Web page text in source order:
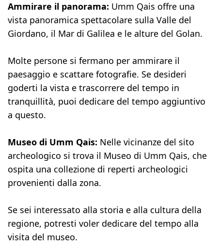
Ammirare il panorama: Umm Qais offre una
vista panoramica spettacolare sulla Valle del
Giordano, il Mar di Galilea e le alture del Golan.
Molte persone si fermano per ammirare il
paesaggio e scattare fotografie. Se desideri
goderti la vista e trascorrere del tempo in
tranquillità, puoi dedicare del tempo aggiuntivo
a questo.
Museo di Umm Qais: Nelle vicinanze del sito
archeologico si trova il Museo di Umm Qais, che
ospita una collezione di reperti archeologici
provenienti dalla zona.
Se sei interessato alla storia e alla cultura della
regione, potresti voler dedicare del tempo alla
visita del museo.